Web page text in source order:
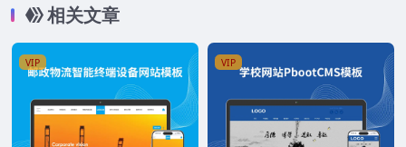
相关文章
VIP VIP